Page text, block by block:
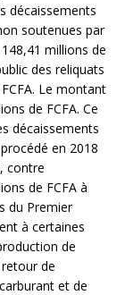
décaissements
soutenues par
millions de
des reliquats
Le montant
de FCFA. Ce
décaissements
en 2018
contre
de FCFA à
du Premier
à certaines
de
de
et de